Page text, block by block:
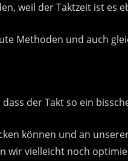
weil der Taktzeit ist es
Methoden und auch
dass der Takt so ein
können und an
wir vielleicht noch